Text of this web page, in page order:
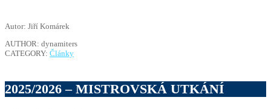
Autor: Jiří Komárek
AUTHOR: dynamiters
CATEGORY: Články
2025/2026 – MISTROVSKÁ UTKÁNÍ